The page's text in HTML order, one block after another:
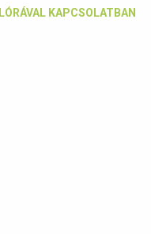
KAPCSOLATBAN